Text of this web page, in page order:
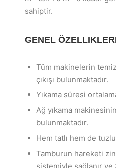
sahiptir.
GENEL
Tüm makinelerin
çıkışı bulunmaktadır.
Yıkama süresi
Ağ yıkama
bulunmaktadır.
Hem tatlı hem de
Tamburun hareketi
sistemiyle sağlanır ve